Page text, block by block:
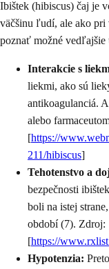
Ibištek (hibiscus) čaj je
väčšinu ľudí, ale ako
poznať možné
Interakcie s
liekmi, ako sú
antikoagulanciá.
alebo
[https://
211/hibiscus]
Tehotenstvo a
bezpečnosti
boli na istej
období (7). Zdroj:
[https://
Hypotenzia: